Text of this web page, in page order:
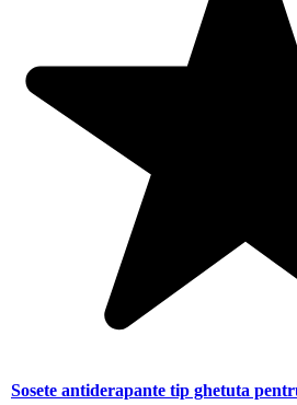
Sosete antiderapante tip ghetuta